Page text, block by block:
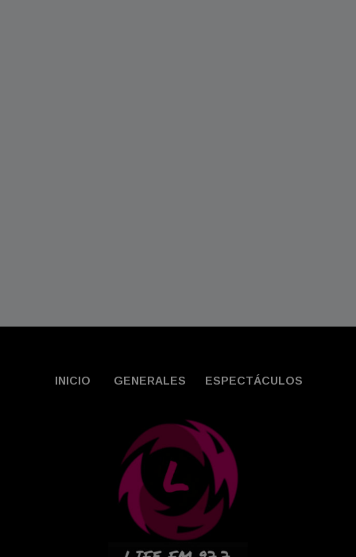
INICIO GENERALES ESPECTÁCULOS